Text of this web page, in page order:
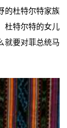
的杜特尔特家族
杜特尔特的女儿
就要对菲总统马